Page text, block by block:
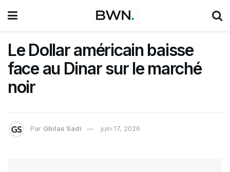
Le Dollar américain baisse
face au Dinar sur le marché
noir
Par Ghilas Sadi juin 17, 2026